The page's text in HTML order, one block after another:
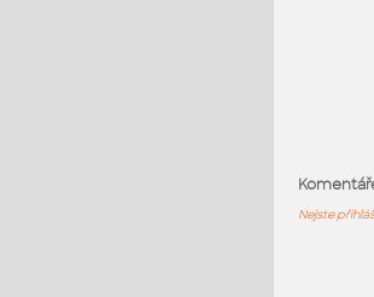
Nejste